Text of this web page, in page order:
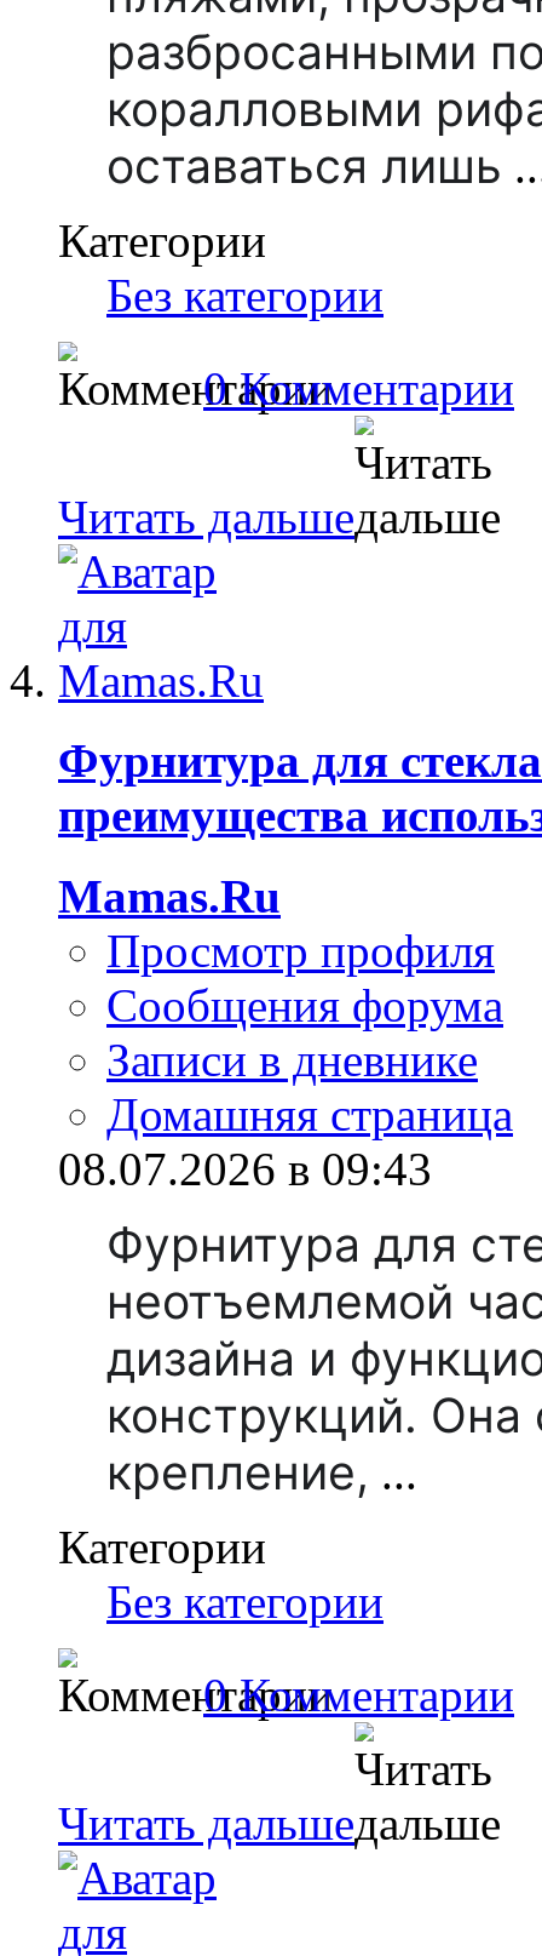
разбросанными
коралловыми
оставаться лишь
Категории
Без категории
0 Комментарии
Читать дальше
Фурнитура для
преимущества
Mamas.Ru
Просмотр профиля
Сообщения форума
Записи в дневнике
Домашняя страница
08.07.2026 в 09:43
Фурнитура для
неотъемлемой
дизайна и
конструкций.
крепление, ...
Категории
Без категории
0 Комментарии
Читать дальше